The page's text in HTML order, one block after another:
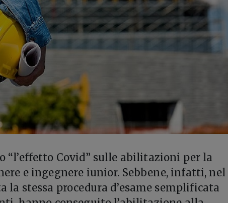
“l’effetto Covid” sulle abilitazioni per la
e ingegnere iunior. Sebbene, infatti, nel
la stessa procedura d’esame semplificata